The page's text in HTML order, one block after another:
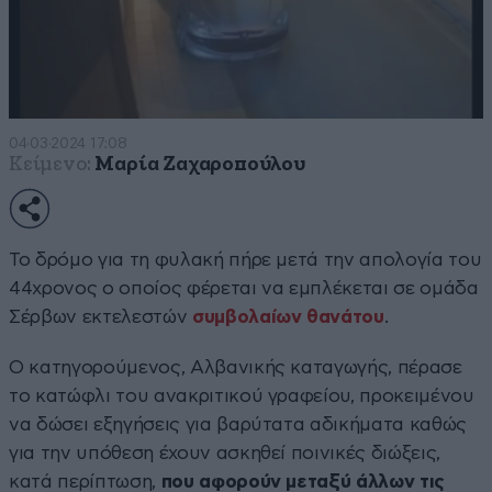
04·03·2024 17:08
Κείμενο: Μαρία Ζαχαροπούλου
Το δρόμο για τη φυλακή πήρε μετά την απολογία του
44χρονος ο οποίος φέρεται να εμπλέκεται σε ομάδα
Σέρβων εκτελεστών συμβολαίων θανάτου.
Ο κατηγορούμενος, Αλβανικής καταγωγής, πέρασε
το κατώφλι του ανακριτικού γραφείου, προκειμένου
να δώσει εξηγήσεις για βαρύτατα αδικήματα καθώς
για την υπόθεση έχουν ασκηθεί ποινικές διώξεις,
κατά περίπτωση, που αφορούν μεταξύ άλλων τις